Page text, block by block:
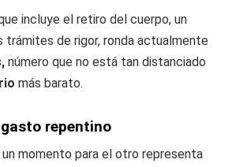
incluye el retiro del cuerpo, un
trámites de rigor, ronda actualmente
número que no está tan distanciado
más barato.
repentino
un momento para el otro representa